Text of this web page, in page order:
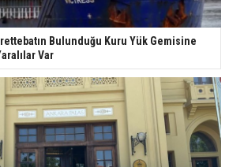
Bulunduğu Kuru Yük Gemisine
Var